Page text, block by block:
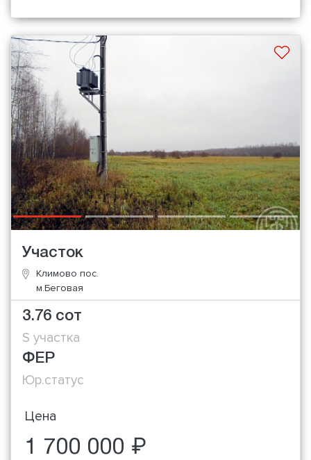
Участок
Климово пос.
м.Беговая
3.76 сот
S участка
ФЕР
Юр.статус
Цена
1 700 000 ₽